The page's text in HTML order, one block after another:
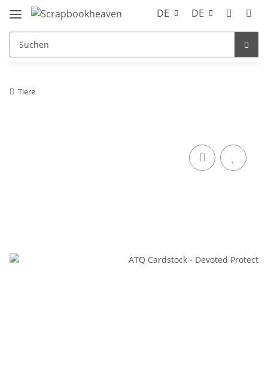
DE DE
Tiere